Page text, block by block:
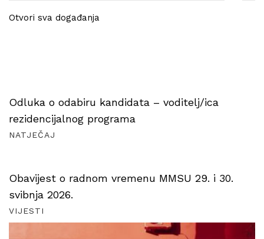
Otvori sva događanja
Odluka o odabiru kandidata – voditelj/ica
rezidencijalnog programa
NATJEČAJ
Obavijest o radnom vremenu MMSU 29. i 30.
svibnja 2026.
VIJESTI